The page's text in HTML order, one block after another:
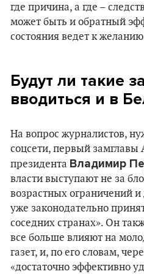
где причина, а где –
может быть и обратный
состояния ведет к
Будут ли такие
вводиться и в
На вопрос журналистов,
соцсети, первый
президента Владимир
власти выступают не за
возрастных ограничений
уже законодательно
соседних странах». Он
все больше влияют на
газет, и, по его словам,
«достаточно эффективно